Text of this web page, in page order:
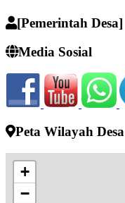
[Pemerintah Desa]
Media Sosial
Peta Wilayah Desa
+
−